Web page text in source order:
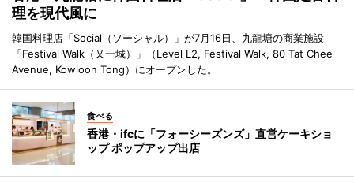
理を現代風に
韓国料理店「Social（ソーシャル）」が7月16日、九龍塘の商業施設
「Festival Walk（又一城）」（Level L2, Festival Walk, 80 Tat Chee
Avenue, Kowloon Tong）にオープンした。
食べる
香港・ifcに「フォーシーズンズ」直営ケーキショ
ップ ポップアップ出店